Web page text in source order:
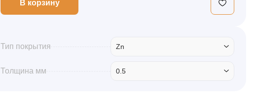
В корзину
Тип покрытия Zn
Толщина мм 0.5